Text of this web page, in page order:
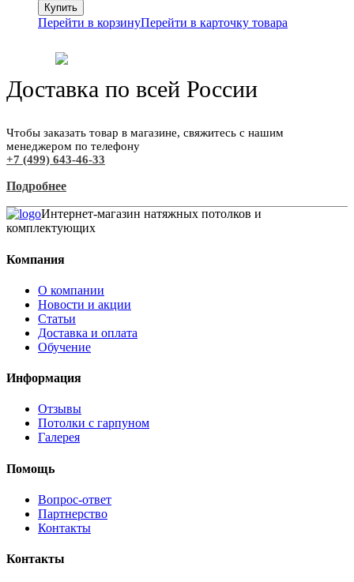
Перейти в корзинуПерейти в карточку товара
Доставка по всей России
Чтобы заказать товар в магазине, свяжитесь с нашим
менеджером по телефону
+7 (499) 643-46-33
Подробнее
Интернет-магазин натяжных потолков и
комплектующих
Компания
О компании
Новости и акции
Статьи
Доставка и оплата
Обучение
Информация
Отзывы
Потолки с гарпуном
Галерея
Помощь
Вопрос-ответ
Партнерство
Контакты
Контакты